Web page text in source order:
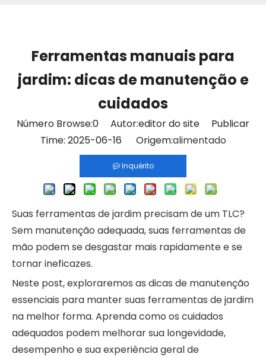
Ferramentas manuais para
jardim: dicas de manutenção e
cuidados
Número Browse:0 Autor:editor do site Publicar
Time: 2025-06-16 Origem:alimentado
Inquérito
Suas ferramentas de jardim precisam de um TLC?
Sem manutenção adequada, suas ferramentas de
mão podem se desgastar mais rapidamente e se
tornar ineficazes.
Neste post, exploraremos as dicas de manutenção
essenciais para manter suas ferramentas de jardim
na melhor forma. Aprenda como os cuidados
adequados podem melhorar sua longevidade,
desempenho e sua experiência geral de